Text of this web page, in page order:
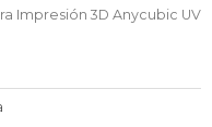
Impresión 3D Anycubic UV